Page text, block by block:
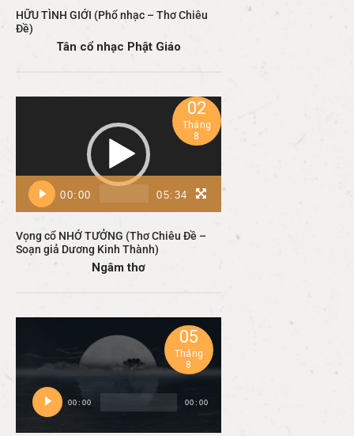
thanh
HỮU TÌNH GIỚI (Phổ nhạc – Thơ Chiêu
Đề)
Tân cổ nhạc Phật Giáo
00:00 05:34
02
Tháng
8
Vọng cổ NHỚ TƯỞNG (Thơ Chiêu Đề –
Soạn giả Dương Kinh Thành)
Ngâm thơ
Trình
phát
âm
00:00 00:00
05
Tháng
8